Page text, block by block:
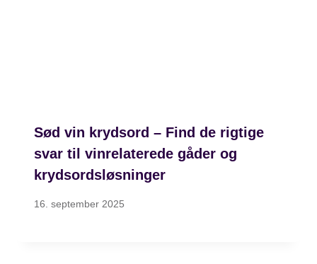
Sød vin krydsord – Find de rigtige
svar til vinrelaterede gåder og
krydsordsløsninger
16. september 2025